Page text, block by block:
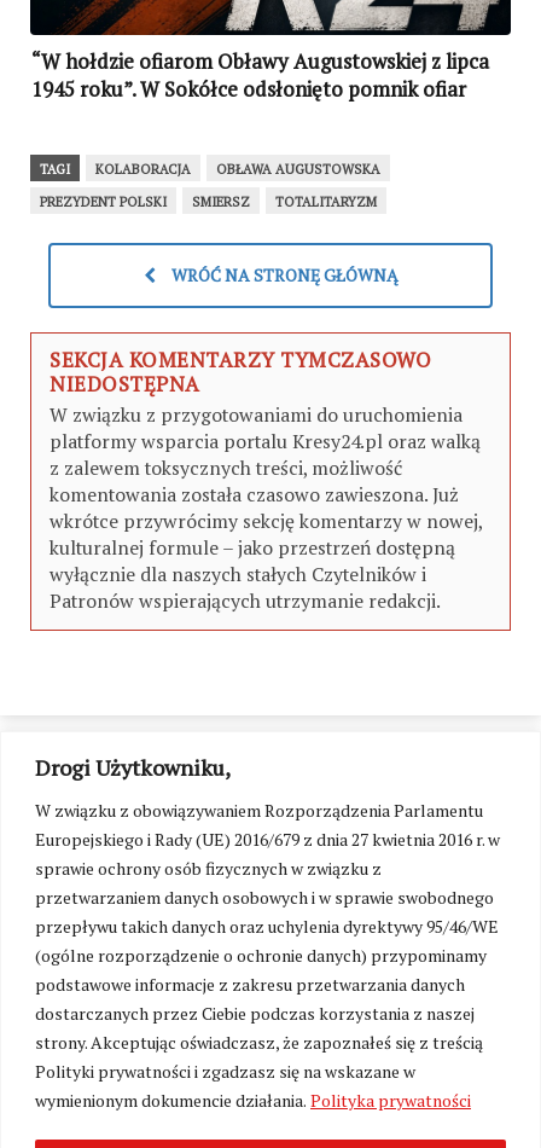
Drogi Użytkowniku,
W związku z obowiązywaniem Rozporządzenia Parlamentu
Europejskiego i Rady (UE) 2016/679 z dnia 27 kwietnia 2016 r. w
sprawie ochrony osób fizycznych w związku z
przetwarzaniem danych osobowych i w sprawie swobodnego
przepływu takich danych oraz uchylenia dyrektywy 95/46/WE
(ogólne rozporządzenie o ochronie danych) przypominamy
podstawowe informacje z zakresu przetwarzania danych
dostarczanych przez Ciebie podczas korzystania z naszej
strony. Akceptując oświadczasz, że zapoznałeś się z treścią
Polityki prywatności i zgadzasz się na wskazane w
wymienionym dokumencie działania. Polityka prywatności
“W hołdzie ofiarom Obławy Augustowskiej z lipca
1945 roku”. W Sokółce odsłonięto pomnik ofiar
TAGI KOLABORACJA
OBŁAWA AUGUSTOWSKA
PREZYDENT POLSKI
SMIERSZ TOTALITARYZM
WRÓĆ NA STRONĘ GŁÓWNĄ
SEKCJA KOMENTARZY TYMCZASOWO
NIEDOSTĘPNA
W związku z przygotowaniami do uruchomienia
platformy wsparcia portalu Kresy24.pl oraz walką
z zalewem toksycznych treści, możliwość
komentowania została czasowo zawieszona. Już
wkrótce przywrócimy sekcję komentarzy w nowej,
kulturalnej formule – jako przestrzeń dostępną
wyłącznie dla naszych stałych Czytelników i
Patronów wspierających utrzymanie redakcji.
Zmień ustawienia cookies